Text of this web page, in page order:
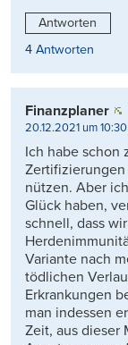
Antworten
4 Antworten
Finanzplaner
20.12.2021 um 10:30
Ich habe schon
nützen. Aber
Glück haben,
schnell, dass
Variante nach
tödlichen
Erkrankungen
man indessen
Zeit, aus dieser